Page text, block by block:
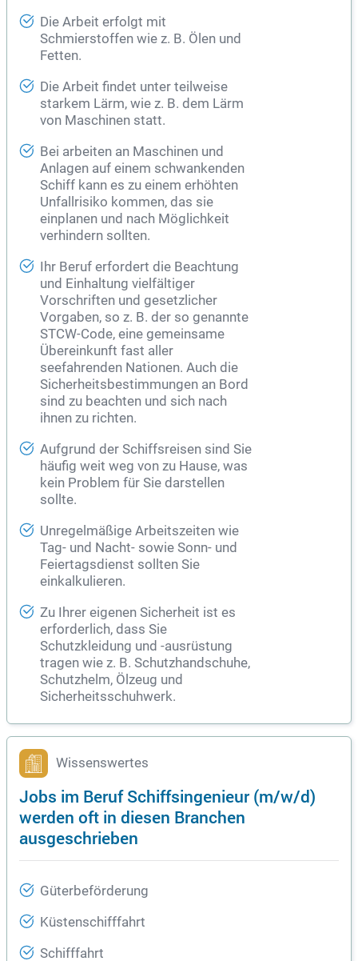
Die Arbeit erfolgt mit
Schmierstoffen wie z. B. Ölen und
Fetten.
Die Arbeit findet unter teilweise
starkem Lärm, wie z. B. dem Lärm
von Maschinen statt.
Bei arbeiten an Maschinen und
Anlagen auf einem schwankenden
Schiff kann es zu einem erhöhten
Unfallrisiko kommen, das sie
einplanen und nach Möglichkeit
verhindern sollten.
Ihr Beruf erfordert die Beachtung
und Einhaltung vielfältiger
Vorschriften und gesetzlicher
Vorgaben, so z. B. der so genannte
STCW-Code, eine gemeinsame
Übereinkunft fast aller
seefahrenden Nationen. Auch die
Sicherheitsbestimmungen an Bord
sind zu beachten und sich nach
ihnen zu richten.
Aufgrund der Schiffsreisen sind Sie
häufig weit weg von zu Hause, was
kein Problem für Sie darstellen
sollte.
Unregelmäßige Arbeitszeiten wie
Tag- und Nacht- sowie Sonn- und
Feiertagsdienst sollten Sie
einkalkulieren.
Zu Ihrer eigenen Sicherheit ist es
erforderlich, dass Sie
Schutzkleidung und -ausrüstung
tragen wie z. B. Schutzhandschuhe,
Schutzhelm, Ölzeug und
Sicherheitsschuhwerk.
Wissenswertes
Jobs im Beruf Schiffsingenieur (m/w/d)
werden oft in diesen Branchen
ausgeschrieben
Güterbeförderung
Küstenschifffahrt
Schifffahrt